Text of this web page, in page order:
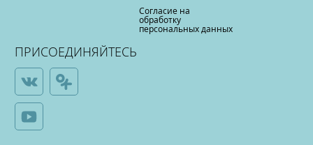
Согласие на
обработку
персональных данных
ПРИСОЕДИНЯЙТЕСЬ